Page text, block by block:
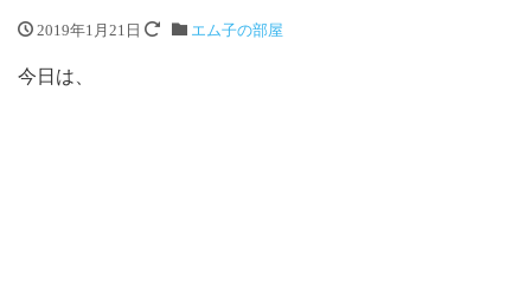
2019年1月21日 エム子の部屋
今日は、